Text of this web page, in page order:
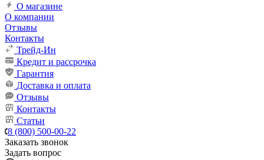
О магазине
О компании
Отзывы
Контакты
Трейд-Ин
Кредит и рассрочка
Гарантия
Доставка и оплата
Отзывы
Контакты
Статьи
8 (800) 500-00-22
Заказать звонок
Задать вопрос